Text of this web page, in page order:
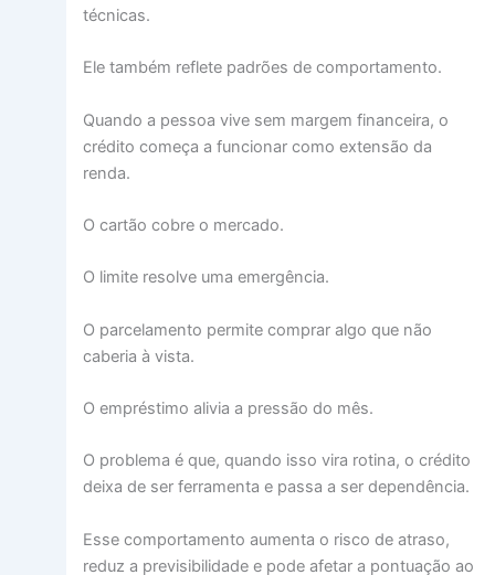
técnicas.
Ele também reflete padrões de comportamento.
Quando a pessoa vive sem margem financeira, o
crédito começa a funcionar como extensão da
renda.
O cartão cobre o mercado.
O limite resolve uma emergência.
O parcelamento permite comprar algo que não
caberia à vista.
O empréstimo alivia a pressão do mês.
O problema é que, quando isso vira rotina, o crédito
deixa de ser ferramenta e passa a ser dependência.
Esse comportamento aumenta o risco de atraso,
reduz a previsibilidade e pode afetar a pontuação ao